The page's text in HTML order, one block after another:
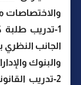
والاختصاصات
1-تدريب طلبة
الجانب النظري
والبنوك
2-تدريب